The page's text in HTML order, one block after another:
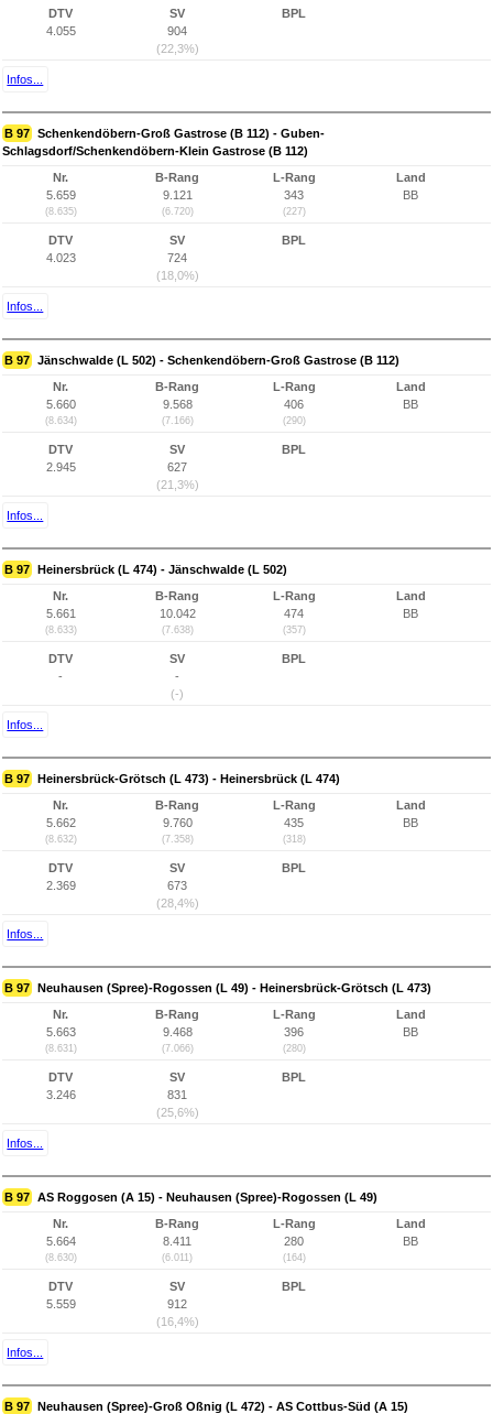
DTV
4.055
SV
904
(22,3%)
BPL
Infos...
B 97 Schenkendöbern-Groß Gastrose (B 112) - Guben-
Schlagsdorf/Schenkendöbern-Klein Gastrose (B 112)
Nr.
5.659
(8.635)
B-Rang
9.121
(6.720)
L-Rang
343
(227)
Land
BB
DTV
4.023
SV
724
(18,0%)
BPL
Infos...
B 97 Jänschwalde (L 502) - Schenkendöbern-Groß Gastrose (B 112)
Nr.
5.660
(8.634)
B-Rang
9.568
(7.166)
L-Rang
406
(290)
Land
BB
DTV
2.945
SV
627
(21,3%)
BPL
Infos...
B 97 Heinersbrück (L 474) - Jänschwalde (L 502)
Nr.
5.661
(8.633)
B-Rang
10.042
(7.638)
L-Rang
474
(357)
Land
BB
DTV
-
SV
-
(-)
BPL
Infos...
B 97 Heinersbrück-Grötsch (L 473) - Heinersbrück (L 474)
Nr.
5.662
(8.632)
B-Rang
9.760
(7.358)
L-Rang
435
(318)
Land
BB
DTV
2.369
SV
673
(28,4%)
BPL
Infos...
B 97 Neuhausen (Spree)-Rogossen (L 49) - Heinersbrück-Grötsch (L 473)
Nr.
5.663
(8.631)
B-Rang
9.468
(7.066)
L-Rang
396
(280)
Land
BB
DTV
3.246
SV
831
(25,6%)
BPL
Infos...
B 97 AS Roggosen (A 15) - Neuhausen (Spree)-Rogossen (L 49)
Nr.
5.664
(8.630)
B-Rang
8.411
(6.011)
L-Rang
280
(164)
Land
BB
DTV
5.559
SV
912
(16,4%)
BPL
Infos...
B 97 Neuhausen (Spree)-Groß Oßnig (L 472) - AS Cottbus-Süd (A 15)